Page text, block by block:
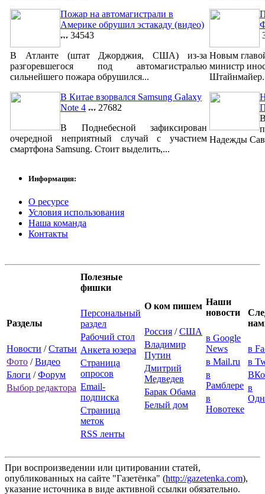
Пожар на автомагистрали в
Америке обрушил эстакаду (видео)
34543
В Атланте (штат Джорджия, США) из-за
разгоревшегося под автомагистралью
сильнейшего пожара обрушился...
В Китае взорвался Samsung Galaxy
Note 4
27682
В Поднебесной зафиксирован
очередной неприятный случай с участием
смартфона Samsung. Стоит выделить,...
Новым
министр
Надежды
Информация:
О ресурсе
Условия использования
Наша команда
Контакты
Разделы
Новости /Статьи
Фото /Видео
Блоги /Форум
Выбор редактора
Полезные
фишки
Персональный
раздел
Рабочий стол
Анкета юзера
Страница
опросов
Email-
подписка
Страница
меток
RSS ленты
О ком пишем
Россия /США
Владимир
Путин
Дмитрий
Медведев
Барак Обама
Белый дом
Наши
новости
в Google
News
в Mail.ru
в
Рамблере
в
Новотеке
в
в
в
При воспроизведении или цитировании статей,
опубликованных на сайте "Газетёнка" (http://gazetenka.com),
указание источника в виде активной ссылки обязательно.